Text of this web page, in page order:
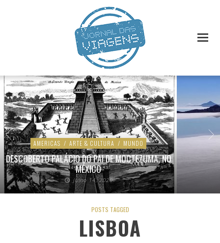
AMERICAS / ARTE & CULTURA / MUNDO
DESCOBERTO PALÁCIO DO PAI DE MOCTEZUMA, NO
MÉXICO
Julho 14, 2020
POSTS TAGGED
LISBOA